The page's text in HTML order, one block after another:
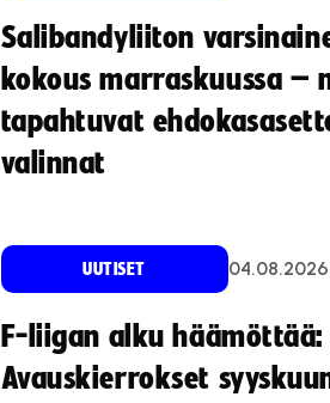
Salibandyliiton
kokous marraskuussa –
tapahtuvat
valinnat
UUTISET 04.08.2026
F-liigan alku häämöttää:
Avauskierrokset